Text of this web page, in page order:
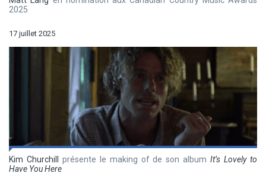
2025
17 juillet 2025
Kim Churchill présente le making of de son albumIt’s Lovely to
Have You Here